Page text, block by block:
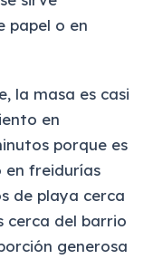
papel o en
la masa es casi
en
porque es
en freidurías
de playa cerca
cerca del barrio
generosa